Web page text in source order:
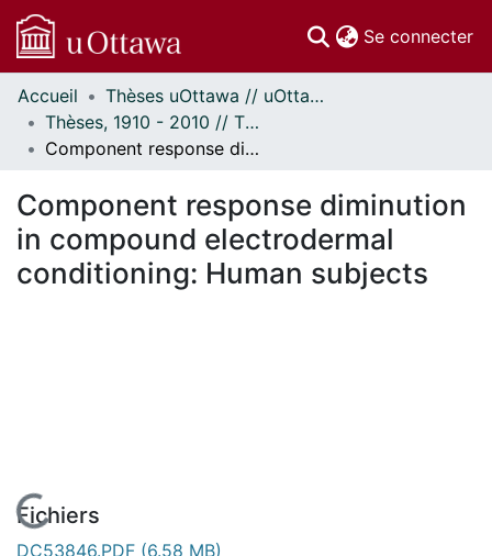
Se connecter
Communautés
et collections
Parcourir
À propos
Accueil
Thèses uOttawa // uOttawa Theses
Thèses, 1910 - 2010 // Theses, 1910 - 2010
Component response diminution in compound electrodermal conditioning: Human subjects
Component response diminution
in compound electrodermal
conditioning: Human subjects
Fichiers
DC53846.PDF (6.58 MB)